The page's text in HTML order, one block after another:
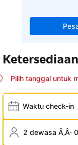
Ketersediaan
Pilih tanggal untuk
Waktu check-in
2 dewasa Ã‚Â·